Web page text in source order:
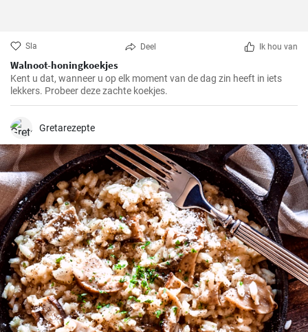
Sla Deel Ik hou van
Walnoot-honingkoekjes
Kent u dat, wanneer u op elk moment van de dag zin heeft in iets
lekkers. Probeer deze zachte koekjes.
Gretarezepte